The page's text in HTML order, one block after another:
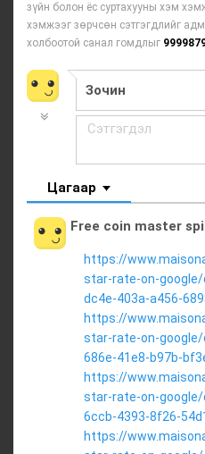
зүйн болон ёс суртахууны хэм
хэмжээг зөрчсөн сэтгэгдлийг
холбоотой санал гомдлыг
Цагаар
Free coin master
https://
star-rate-on-
dc4e-403a-a456-
https://
star-rate-on-
686e-41e8-b97b-
https://
star-rate-on-
6ccb-4393-8f26-
https://